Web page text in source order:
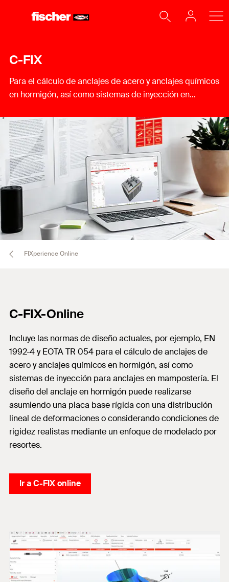
C-FIX
Para el cálculo de anclajes de acero y anclajes químicos
en hormigón, así como sistemas de inyección en
FIXperience Online
C-FIX-Online
Incluye las normas de diseño actuales, por ejemplo, EN
1992-4 y EOTA TR 054 para el cálculo de anclajes de
acero y anclajes químicos en hormigón, así como
sistemas de inyección para anclajes en mampostería. El
diseño del anclaje en hormigón puede realizarse
asumiendo una placa base rígida con una distribución
lineal de deformaciones o considerando condiciones de
rigidez realistas mediante un enfoque de modelado por
resortes.
Ir a C-FIX online